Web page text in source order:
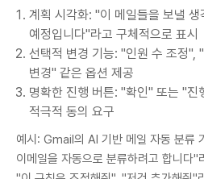
계획 시각화: "이 메일들을 보낼
예정입니다"라고 구체적으로 표시
선택적 변경 기능: "인원 수 조정",
변경" 같은 옵션 제공
명확한 진행 버튼: "확인" 또는 "진
적극적 동의 요구
예시: Gmail의 AI 기반 메일 자동 분류
이메일을 자동으로 분류하려고 합니다